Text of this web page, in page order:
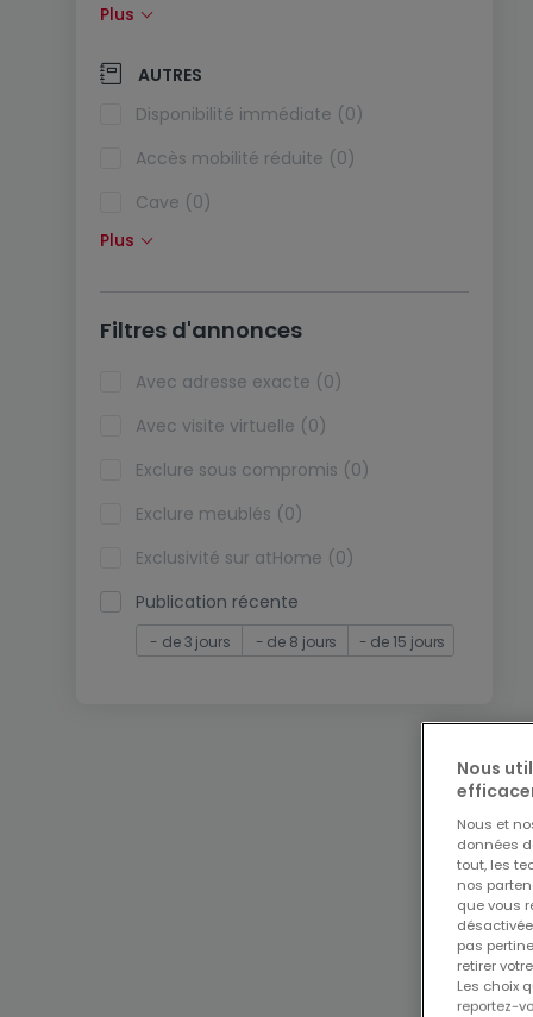
Panneaux solaires (0)
Pompe à chaleur (0)
Climatisation (0)
Fibre optique (0)
Plus
AUTRES
Disponibilité immédiate (0)
Accès mobilité réduite (0)
Cave (0)
Grenier (0)
Ascenseur (0)
Viager (0)
Biens de vacances (0)
Plus
Filtres d'annonces
Avec adresse exacte (0)
Avec visite virtuelle (0)
Exclure sous compromis (0)
Exclure meublés (0)
Exclusivité sur atHome (0)
Publication récente
- de 3 jours - de 8 jours - de 15 jours
Nous
Nous et
données
tout, les
nos
que vous
pas
retirer
Les choix
reportez-